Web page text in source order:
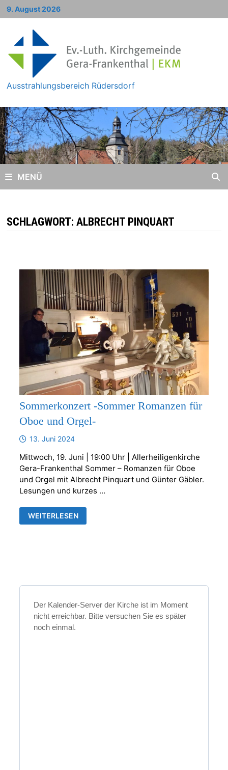
Zum
Inhalt
9. August 2026
Ausstrahlungsbereich Rüdersdorf
MENÜ
SCHLAGWORT: ALBRECHT PINQUART
Sommerkonzert -Sommer Romanzen für
Oboe und Orgel-
13. Juni 2024
Mittwoch, 19. Juni | 19:00 Uhr | Allerheiligenkirche
Gera-Frankenthal Sommer – Romanzen für Oboe
und Orgel mit Albrecht Pinquart und Günter Gäbler.
Lesungen und kurzes …
SOMMERKONZERT
-
SOMMER
WEITERLESEN
Der Kalender-Server der Kirche ist im Moment
nicht erreichbar. Bitte versuchen Sie es später
noch einmal.